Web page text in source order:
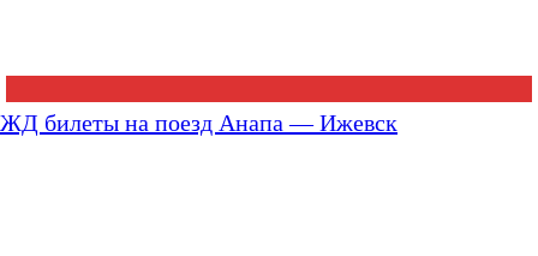
ЖД билеты на поезд Анапа — Ижевск